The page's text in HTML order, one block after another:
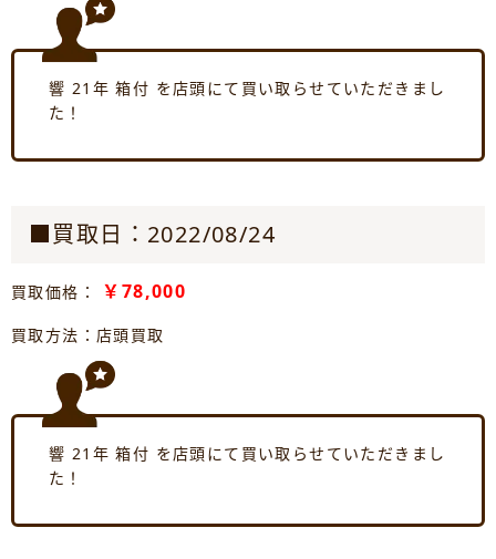
響 21年 箱付 を店頭にて買い取らせていただきまし
た！
■買取日：2022/08/24
買取価格： ￥78,000
買取方法：店頭買取
響 21年 箱付 を店頭にて買い取らせていただきまし
た！